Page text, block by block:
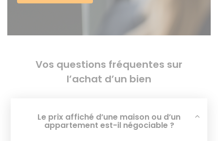
Vos questions fréquentes sur
l’achat d’un bien
Le prix affiché d’une maison ou d’un
appartement est-il négociable ?